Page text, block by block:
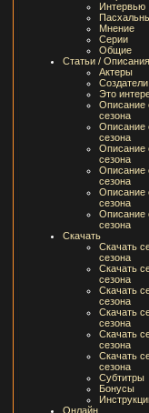
Интервью
Мнение
Серии
Общие
Статьи / Описания
Актеры
Создатели
Это
Описание
сезона
Описание
сезона
Описание
сезона
Описание
сезона
Описание
сезона
Описание
сезона
Скачать
Скачать
сезона
Скачать
сезона
Скачать
сезона
Скачать
сезона
Скачать
сезона
Скачать
сезона
Субтитры
Бонусы
Онлайн